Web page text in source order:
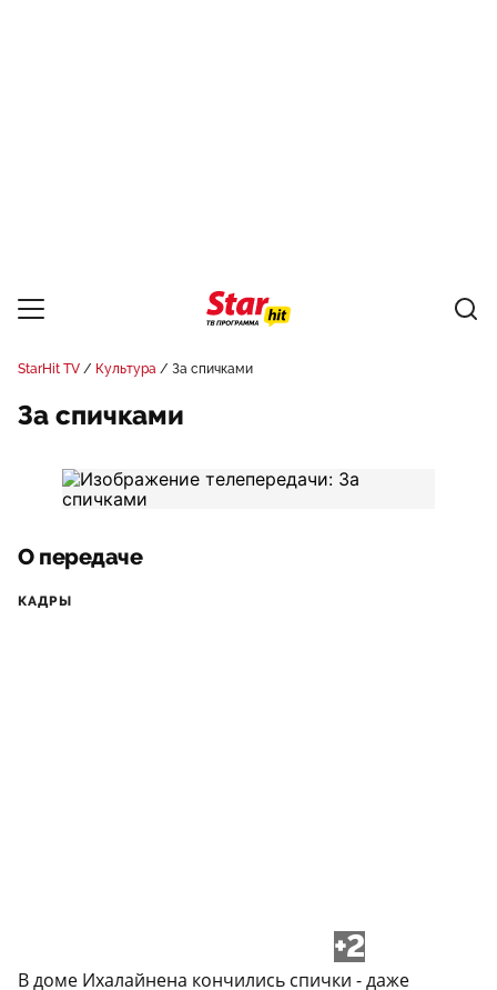
StarHit TV Культура За спичками
За спичками
О передаче
КАДРЫ
+2
В доме Ихалайнена кончились спички - даже